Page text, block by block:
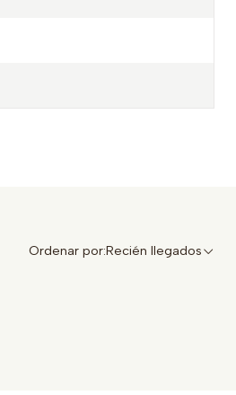
Ordenar por:Recién llegados